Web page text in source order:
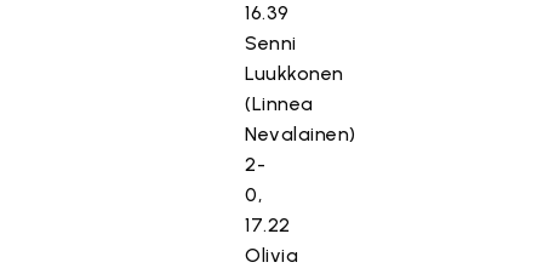
16.39
Senni
Luukkonen
(Linnea
Nevalainen)
2-
0,
17.22
Olivia